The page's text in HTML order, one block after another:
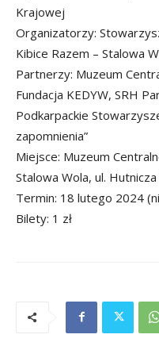
Krajowej
Organizatorzy:
Kibice Razem – Stalowa
Partnerzy: Muzeum
Fundacja KEDYW, SRH
Podkarpackie
zapomnienia”
Miejsce: Muzeum
Stalowa Wola, ul.
Termin: 18 lutego 2024
Bilety: 1 zł